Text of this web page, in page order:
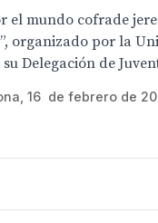
el mundo cofrade
organizado por la
Delegación de
16 de febrero de